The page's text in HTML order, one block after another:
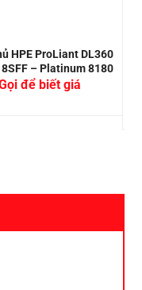
HPE ProLiant DL360
– Platinum 8180
để biết giá